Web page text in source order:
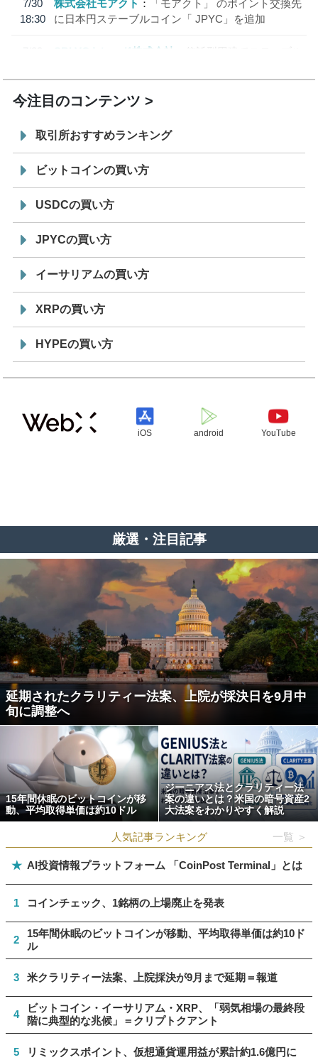
7/30
18:30
株式会社モアクト
「モアクト」 のポイント交換先
に日本円ステーブルコイン「 JPYC」を追加
7/29
SBI VCトレード株式会社
信託型円建てステーブル
今注目のコンテンツ
取引所おすすめランキング
ビットコインの買い方
USDCの買い方
JPYCの買い方
イーサリアムの買い方
XRPの買い方
HYPEの買い方
iOS android YouTube
厳選・注目記事
延期されたクラリティー法案、上院が採決日を9月中
旬に調整へ
15年間休眠のビットコインが移
動、平均取得単価は約10ドル
ジーニアス法とクラリティー法
案の違いとは？米国の暗号資産2
大法案をわかりやすく解説
人気記事ランキング 一覧 ＞
★ AI投資情報プラットフォーム 「CoinPost Terminal」とは
1 コインチェック、1銘柄の上場廃止を発表
2
15年間休眠のビットコインが移動、平均取得単価は約10ド
ル
3 米クラリティー法案、上院採決が9月まで延期＝報道
4
ビットコイン・イーサリアム・XRP、「弱気相場の最終段
階に典型的な兆候」＝クリプトクアント
5 リミックスポイント、仮想通貨運用益が累計約1.6億円に